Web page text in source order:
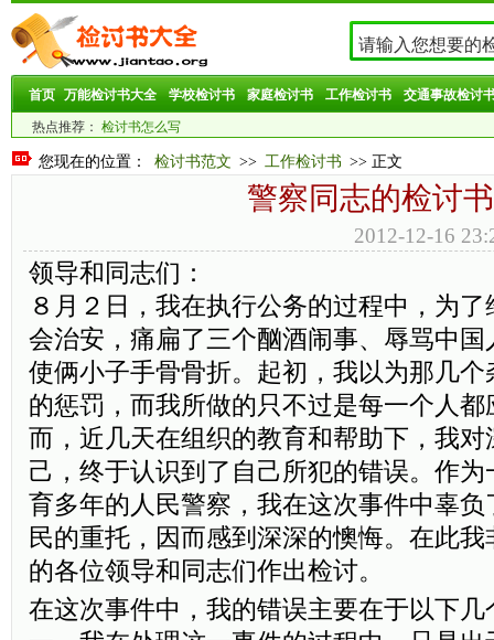
首页 万能检讨书大全 学校检讨书 家庭检讨书 工作检讨书 交通事故检讨
热点推荐： 检讨书怎么写
您现在的位置： 检讨书范文 >> 工作检讨书 >> 正文
警察同志的检讨书
2012-12-16
领导和同志们：
８月２日，我在执行公务的过程中，为
会治安，痛扁了三个酗酒闹事、辱骂中
使俩小子手骨骨折。起初，我以为那几
的惩罚，而我所做的只不过是每一个人
而，近几天在组织的教育和帮助下，我
己，终于认识到了自己所犯的错误。作
育多年的人民警察，我在这次事件中辜
民的重托，因而感到深深的懊悔。在此
的各位领导和同志们作出检讨。
在这次事件中，我的错误主要在于以下几